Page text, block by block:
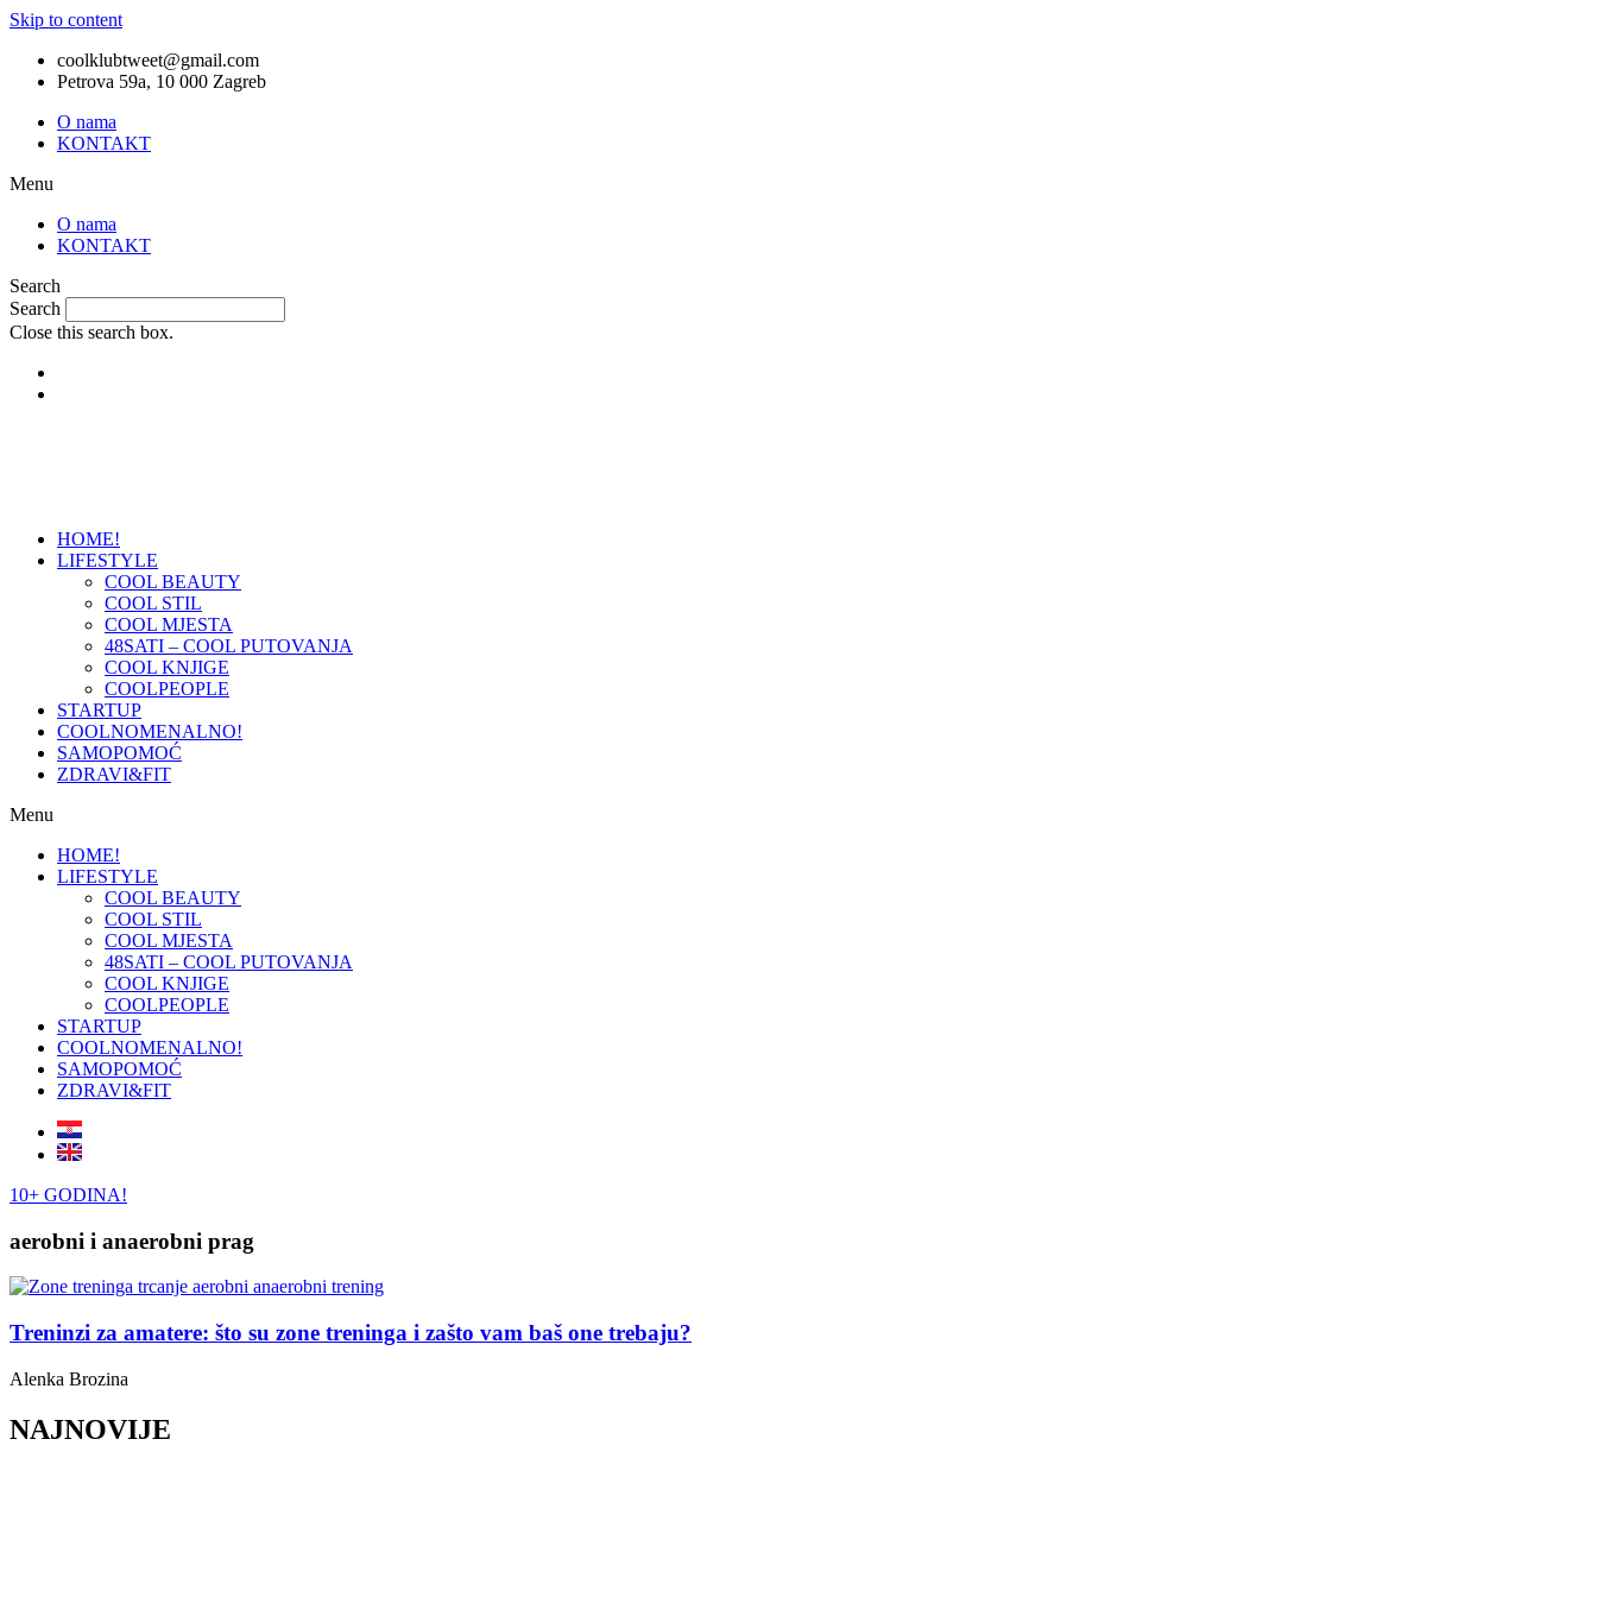
Skip to content
coolklubtweet@gmail.com
Petrova 59a, 10 000 Zagreb
O nama
KONTAKT
Menu
O nama
KONTAKT
Search
Search
Close this search box.
HOME!
LIFESTYLE
COOL BEAUTY
COOL STIL
COOL MJESTA
48SATI – COOL PUTOVANJA
COOL KNJIGE
COOLPEOPLE
STARTUP
COOLNOMENALNO!
SAMOPOMOĆ
ZDRAVI&FIT
Menu
HOME!
LIFESTYLE
COOL BEAUTY
COOL STIL
COOL MJESTA
48SATI – COOL PUTOVANJA
COOL KNJIGE
COOLPEOPLE
STARTUP
COOLNOMENALNO!
SAMOPOMOĆ
ZDRAVI&FIT
10+ GODINA!
aerobni i anaerobni prag
Treninzi za amatere: što su zone treninga i zašto vam baš one trebaju?
Alenka Brozina
NAJNOVIJE